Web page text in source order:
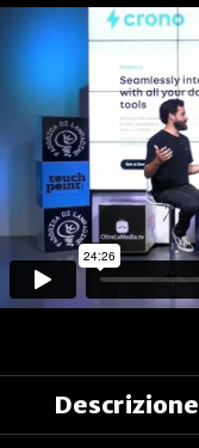
Descrizione